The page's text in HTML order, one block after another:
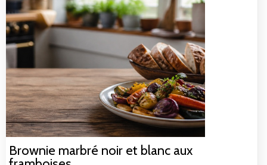
Brownie marbré noir et blanc aux